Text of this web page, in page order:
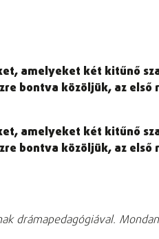
amelyeket két kitűnő
bontva közöljük, az első
amelyeket két kitűnő
bontva közöljük, az első
drámapedagógiával.